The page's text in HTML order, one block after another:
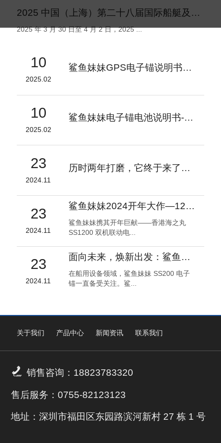
2025 中国（上海）第二十八届国际船艇及其技术设备展览会盛大启幕
2025 年 3 月 30 日至 4 月 2 日，2025 ...
10
2025.02
鲨鱼妹妹GPS电子锚说明书V1.2
10
2025.02
鲨鱼妹妹电子锚电池说明书-V1
23
2024.11
历时两年打磨，它终于来了！- 鲨鱼妹妹 自研电子锚专用电池
23
2024.11
鲨鱼妹妹2024开年大作—1200磅电子锚引领海钓装备新潮流
鲨鱼妹妹携其开年巨献——香港海之丸
SS1200 双机联动电...
23
2024.11
面向未来，焕新出发：鲨鱼妹妹 SS200 电子锚全面升级！
在船用设备领域，鲨鱼妹妹 SS200 电子
锚一直备受关注。鲨...
关于我们 产品中心 新闻资讯 联系我们
 销售咨询：18823783320
售后服务：0755-82123123
地址：深圳市福田区东园路滨河新村 27 栋 1 号